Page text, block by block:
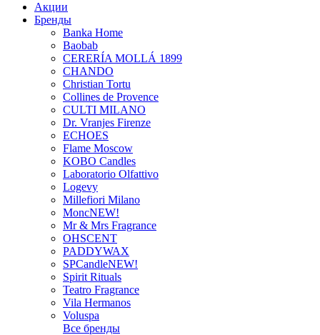
Акции
Бренды
Banka Home
Baobab
CERERÍA MOLLÁ 1899
CHANDO
Christian Tortu
Collines de Provence
CULTI MILANO
Dr. Vranjes Firenze
ECHOES
Flame Moscow
KOBO Candles
Laboratorio Olfattivo
Logevy
Millefiori Milano
MoncNEW!
Mr & Mrs Fragrance
OHSCENT
PADDYWAX
SPCandleNEW!
Spirit Rituals
Teatro Fragrance
Vila Hermanos
Voluspa
Все бренды